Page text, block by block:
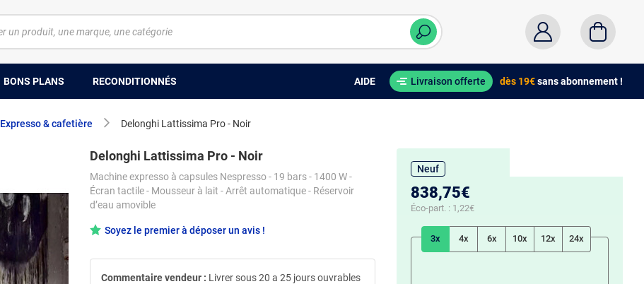
BONS PLANS RECONDITIONNÉS AIDE Livraison offerte dès 19€sans abonnement !
Expresso & cafetière Delonghi Lattissima Pro - Noir
Delonghi Lattissima Pro - Noir
Machine expresso à capsules Nespresso - 19 bars - 1400 W -
Écran tactile - Mousseur à lait - Arrêt automatique - Réservoir
d’eau amovible
Soyez le premier à déposer un avis !
Commentaire vendeur : Livrer sous 20 a 25 jours ouvrables
Neuf
838,75€
Éco-part. : 1,22€
3x 4x 6x 10x 12x 24x